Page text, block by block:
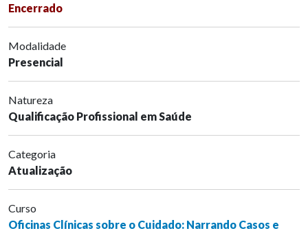
Encerrado
Modalidade
Presencial
Natureza
Qualificação Profissional em Saúde
Categoria
Atualização
Curso
Oficinas Clínicas sobre o Cuidado: Narrando Casos e